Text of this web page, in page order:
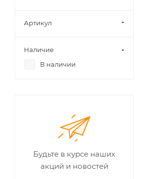
Артикул
Наличие
В наличии
Будьте в курсе наших
акций и новостей